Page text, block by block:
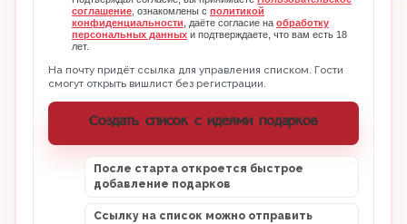
соглашение, ознакомлены с политикой
конфиденциальности, даёте согласие на обработку
персональных данных и подтверждаете, что вам есть 18
лет.
На почту придёт ссылка для управления списком. Гости
смогут открыть вишлист без регистрации.
Создать список с идеями подарков
После старта откроется быстрое
добавление подарков
Ссылку на список можно отправить